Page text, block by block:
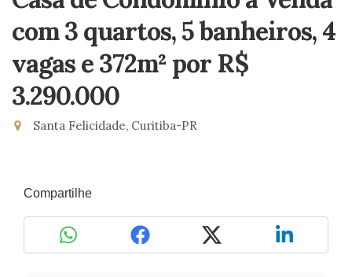
com 3 quartos, 5 banheiros, 4
vagas e 372m² por R$
3.290.000
Santa Felicidade, Curitiba-PR
Compartilhe